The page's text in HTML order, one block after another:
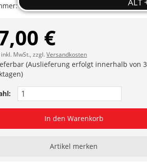
ET94130-27
€
MwSt., zzgl.Versandkosten
(Auslieferung erfolgt innerhalb von 3
In den Warenkorb
Artikel merken